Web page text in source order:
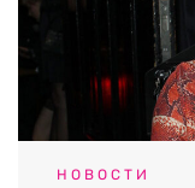
НОВОСТИ